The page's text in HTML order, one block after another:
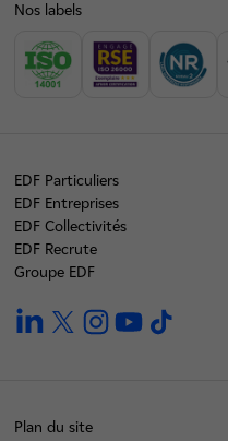
Nos labels
EDF Particuliers
EDF Entreprises
EDF Collectivités
EDF Recrute
Groupe EDF
linkedintwitterinstagramyoutube
Plan du site